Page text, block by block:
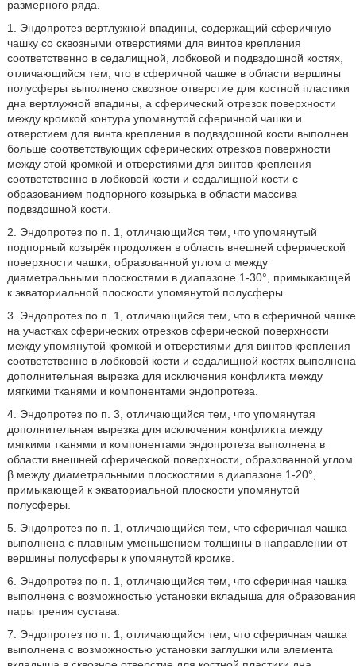
размерного ряда.
1. Эндопротез вертлужной впадины, содержащий сферичную
чашку со сквозными отверстиями для винтов крепления
соответственно в седалищной, лобковой и подвздошной костях,
отличающийся тем, что в сферичной чашке в области вершины
полусферы выполнено сквозное отверстие для костной пластики
дна вертлужной впадины, а сферический отрезок поверхности
между кромкой контура упомянутой сферичной чашки и
отверстием для винта крепления в подвздошной кости выполнен
больше соответствующих сферических отрезков поверхности
между этой кромкой и отверстиями для винтов крепления
соответственно в лобковой кости и седалищной кости с
образованием подпорного козырька в области массива
подвздошной кости.
2. Эндопротез по п. 1, отличающийся тем, что упомянутый
подпорный козырёк продолжен в область внешней сферической
поверхности чашки, образованной углом α между
диаметральными плоскостями в диапазоне 1-30°, примыкающей
к экваториальной плоскости упомянутой полусферы.
3. Эндопротез по п. 1, отличающийся тем, что в сферичной чашке
на участках сферических отрезков сферической поверхности
между упомянутой кромкой и отверстиями для винтов крепления
соответственно в лобковой кости и седалищной костях выполнена
дополнительная вырезка для исключения конфликта между
мягкими тканями и компонентами эндопротеза.
4. Эндопротез по п. 3, отличающийся тем, что упомянутая
дополнительная вырезка для исключения конфликта между
мягкими тканями и компонентами эндопротеза выполнена в
области внешней сферической поверхности, образованной углом
β между диаметральными плоскостями в диапазоне 1-20°,
примыкающей к экваториальной плоскости упомянутой
полусферы.
5. Эндопротез по п. 1, отличающийся тем, что сферичная чашка
выполнена с плавным уменьшением толщины в направлении от
вершины полусферы к упомянутой кромке.
6. Эндопротез по п. 1, отличающийся тем, что сферичная чашка
выполнена с возможностью установки вкладыша для образования
пары трения сустава.
7. Эндопротез по п. 1, отличающийся тем, что сферичная чашка
выполнена с возможностью установки заглушки или элемента